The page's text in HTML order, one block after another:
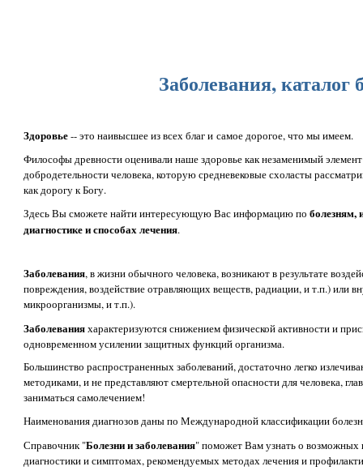
Заболевания, каталог
Здоровье-- это наивысшее из всех благ и самое дорогое, что мы имеем.
Философы древности оценивали наше здоровье как незаменимый элемент
добродетельности человека, которую средневековые схоласты
как дорогу к Богу.
Здесь Вы сможете найти интересующую Вас информацию по болезням,
диагностике и способах лечения.
Заболевания, в жизни обычного человека, возникают в результате
повреждения, воздействие отравляющих веществ, радиации, и т.п.) или
микроорганизмы, и т.п.).
Заболеванияхарактеризуются снижением физической активности и
одновременном усилении защитных функций организма.
Большинство распространенных заболеваний, достаточно легко
методиками, и не представляют смертельной опасности для человека,
заниматься самолечением!
Наименования диагнозов даны по Международной классификации
Справочник "Болезни и заболевания" поможет Вам узнать о возможных
диагностики и симптомах, рекомендуемых методах лечения и